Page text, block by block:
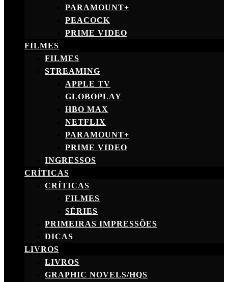
PARAMOUNT+
PEACOCK
PRIME VIDEO
FILMES
FILMES
STREAMING
APPLE TV
GLOBOPLAY
HBO MAX
NETFLIX
PARAMOUNT+
PRIME VIDEO
INGRESSOS
CRÍTICAS
CRÍTICAS
FILMES
SÉRIES
PRIMEIRAS IMPRESSÕES
DICAS
LIVROS
LIVROS
GRAPHIC NOVELS/HQS